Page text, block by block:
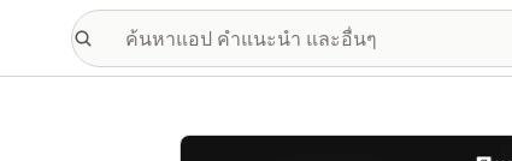
แกลเลอรีรูปภาพที่แสดง